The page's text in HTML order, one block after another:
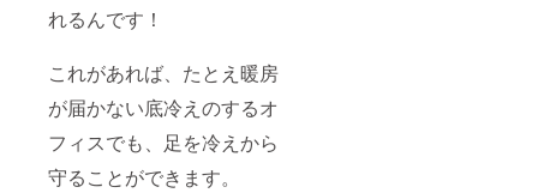
れるんです！
これがあれば、たとえ暖房
が届かない底冷えのするオ
フィスでも、足を冷えから
守ることができます。